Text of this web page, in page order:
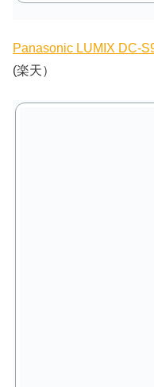
Panasonic LUMIX DC-
(楽天）